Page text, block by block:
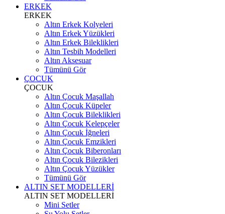
ERKEK
ERKEK
Altın Erkek Kolyeleri
Altın Erkek Yüzükleri
Altın Erkek Bileklikleri
Altın Tesbih Modelleri
Altın Aksesuar
Tümünü Gör
ÇOCUK
ÇOCUK
Altın Çocuk Maşallah
Altın Çocuk Küpeler
Altın Çocuk Bileklikleri
Altın Çocuk Kelepçeler
Altın Çocuk İğneleri
Altın Çocuk Emzikleri
Altın Çocuk Biberonları
Altın Çocuk Bilezikleri
Altın Çocuk Yüzükler
Tümünü Gör
ALTIN SET MODELLERİ
ALTIN SET MODELLERİ
Mini Setler